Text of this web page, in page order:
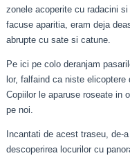
zonele acoperite cu radacini
facuse aparitia, eram deja
abrupte cu sate si catune.
Pe ici pe colo deranjam
lor, falfaind ca niste elicoptere
Copiilor le aparuse roseate in
pe noi.
Incantati de acest traseu, de-
descoperirea locurilor cu